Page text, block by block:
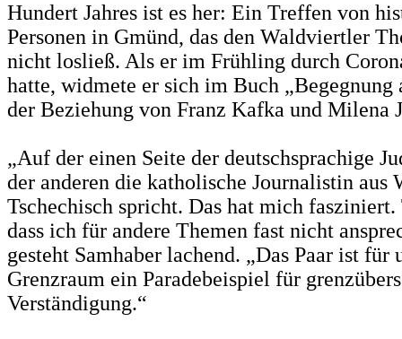
Hundert Jahres ist es her: Ein Treffen von
Personen in Gmünd, das den Waldviertler
nicht losließ. Als er im Frühling durch
hatte, widmete er sich im Buch „Begegnung
der Beziehung von Franz Kafka und Milena
„Auf der einen Seite der deutschsprachige
der anderen die katholische Journalistin aus
Tschechisch spricht. Das hat mich fasziniert.
dass ich für andere Themen fast nicht
gesteht Samhaber lachend. „Das Paar ist für
Grenzraum ein Paradebeispiel für
Verständigung.“